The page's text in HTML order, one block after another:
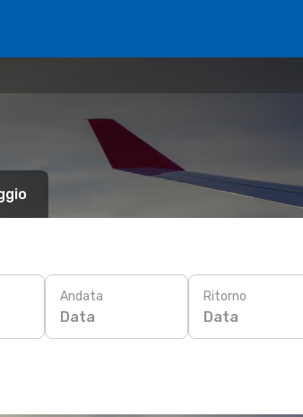
Andata
Data
Ritorno
Data